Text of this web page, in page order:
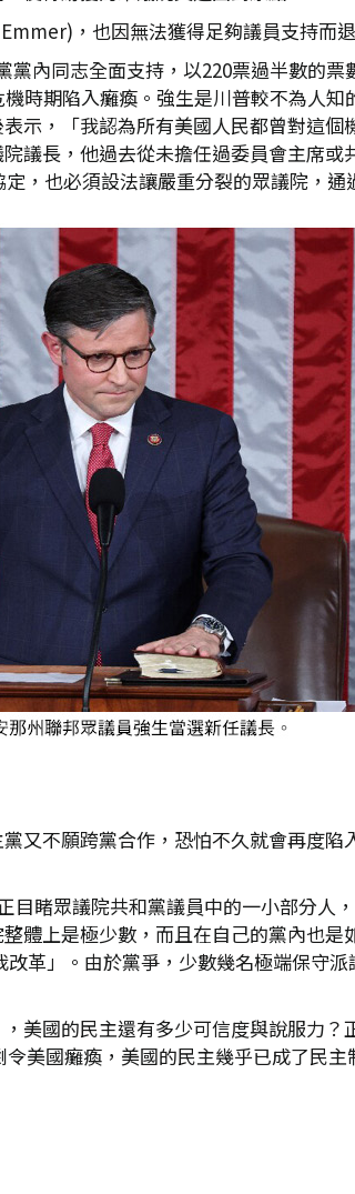
，也因無法獲得足夠議員支持而退
內同志全面支持，以220票過半數的
時期陷入癱瘓。強生是川普較不為人
示，「我認為所有美國人民都曾對這
議長，他過去從未擔任過委員會主席
，也必須設法讓嚴重分裂的眾議院，通
又不願跨黨合作，恐怕不久就會再度
睹眾議院共和黨議員中的一小部分人
體上是極少數，而且在自己的黨內也
革」。由於黨爭，少數幾名極端保守
美國的民主還有多少可信度與說服力
國癱瘓，美國的民主幾乎已成了民主